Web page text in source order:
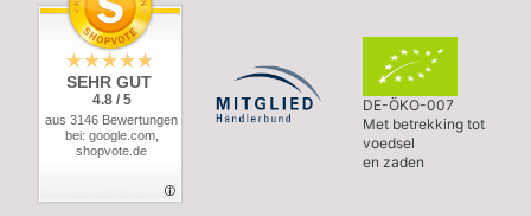
SEHR GUT
4.8 / 5
aus 3146 Bewertungen
bei: google.com,
shopvote.de
DE-ÖKO-007
Met betrekking tot
voedsel
en zaden